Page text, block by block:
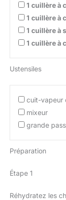
1 cuillère à
1 cuillère à
1 cuillère à
1 cuillère à
Ustensiles
cuit-vapeur
mixeur
grande
Préparation
Étape 1
Réhydratez les